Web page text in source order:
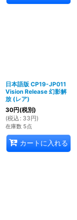
日本語版 CP19-JP011
Vision Release 幻影解
放 (レア)
30円(税別)
(税込 : 33円)
在庫数 5点
カートに入れる